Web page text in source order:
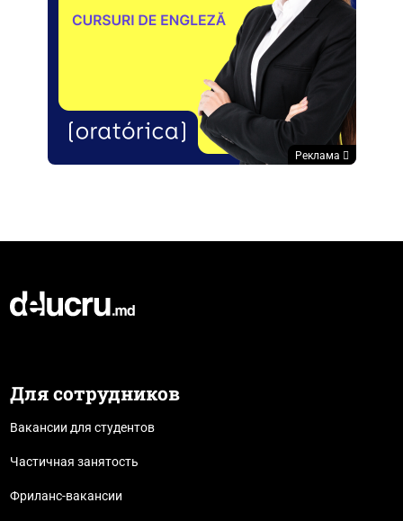
Реклама
Для сотрудников
Вакансии для студентов
Частичная занятость
Фриланс-вакансии